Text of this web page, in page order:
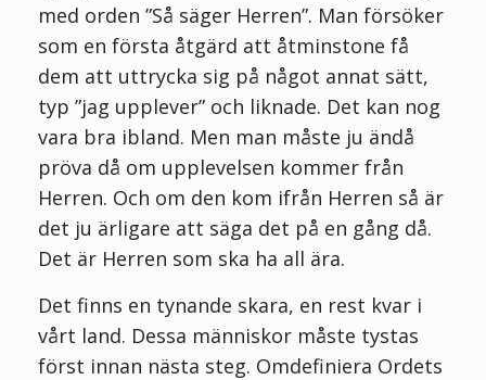
med orden ”Så säger Herren”. Man försöker
som en första åtgärd att åtminstone få
dem att uttrycka sig på något annat sätt,
typ ”jag upplever” och liknade. Det kan nog
vara bra ibland. Men man måste ju ändå
pröva då om upplevelsen kommer från
Herren. Och om den kom ifrån Herren så är
det ju ärligare att säga det på en gång då.
Det är Herren som ska ha all ära.
Det finns en tynande skara, en rest kvar i
vårt land. Dessa människor måste tystas
först innan nästa steg. Omdefiniera Ordets